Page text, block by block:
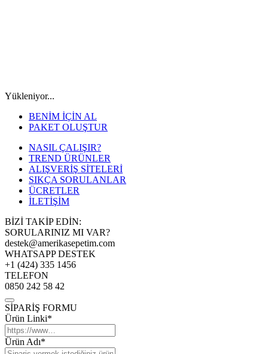
Yükleniyor...
BENİM İÇİN AL
PAKET OLUŞTUR
NASIL ÇALIŞIR?
TREND ÜRÜNLER
ALIŞVERİŞ SİTELERİ
SIKÇA SORULANLAR
ÜCRETLER
İLETİŞİM
BİZİ TAKİP EDİN:
SORULARINIZ MI VAR?
destek@amerikasepetim.com
WHATSAPP DESTEK
+1 (424) 335 1456
TELEFON
0850 242 58 42
SİPARİŞ FORMU
Ürün Linki*
Ürün Adı*